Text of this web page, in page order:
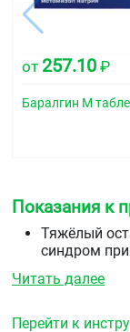
от 257.10 ₽
Баралгин М
Показания к
Тяжёлый
синдром
Читать далее
Перейти к